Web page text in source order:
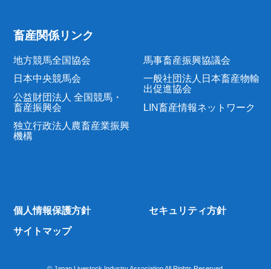
畜産関係リンク
地方競馬全国協会
日本中央競馬会
公益財団法人 全国競馬・
畜産振興会
独立行政法人農畜産業振興
機構
馬事畜産振興協議会
一般社団法人日本畜産物輸
出促進協会
LIN畜産情報ネットワーク
個人情報保護方針 セキュリティ方針
サイトマップ